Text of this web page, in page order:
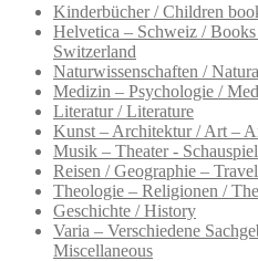
Kinderbücher / Children
Helvetica – Schweiz /
Switzerland
Naturwissenschaften /
Medizin – Psychologie /
Literatur / Literature
Kunst – Architektur / Art –
Musik – Theater -
Reisen / Geographie –
Theologie – Religionen /
Geschichte / History
Varia – Verschiedene
Miscellaneous